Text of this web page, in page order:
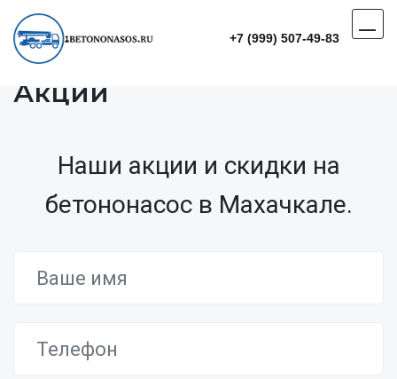
+7 (999) 507-49-83
Акции
Наши акции и скидки на
бетононасос в Махачкале.